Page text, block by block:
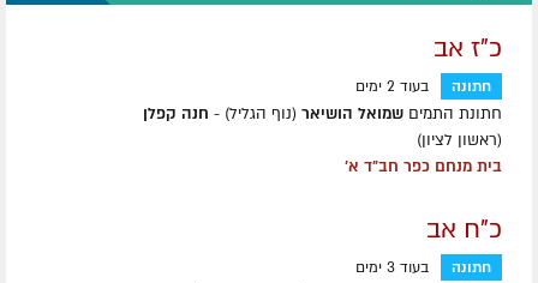
כ"ז אב
חתונה בעוד 2 ימים
חתונת התמים שמואל הושיאר (נוף הגליל) - חנה קפלן
(ראשון לציון)
בית מנחם כפר חב"ד א'
כ"ח אב
חתונה בעוד 3 ימים